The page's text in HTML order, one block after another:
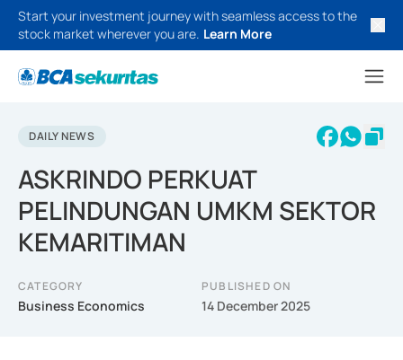
Start your investment journey with seamless access to the
stock market wherever you are. Learn More
DAILY NEWS
ASKRINDO PERKUAT
PELINDUNGAN UMKM SEKTOR
KEMARITIMAN
CATEGORY
Business Economics
PUBLISHED ON
14 December 2025